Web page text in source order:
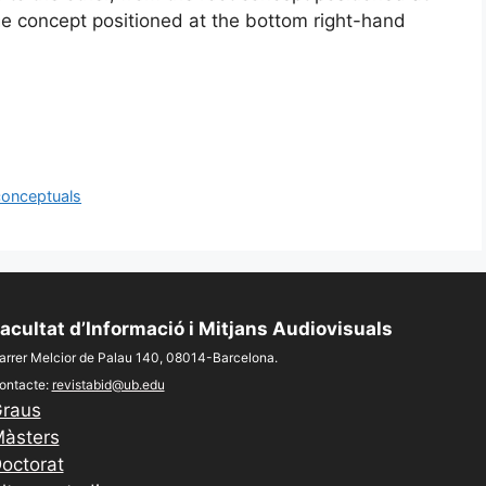
concept positioned at the bottom right-hand
d’Informació i Mitjans Audiovisuals
Melcior de Palau 140, 08014-Barcelona.
revistabid@ub.edu